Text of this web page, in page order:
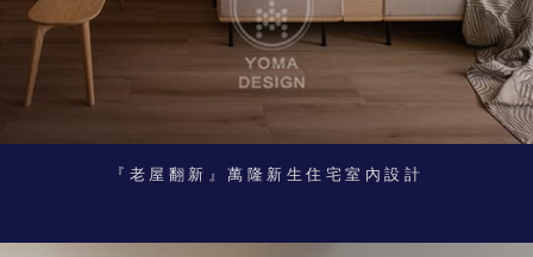
『老屋翻新』萬隆新生住宅室內設計